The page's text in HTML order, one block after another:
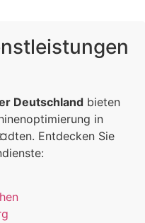
Deutschland bieten
in
Entdecken Sie